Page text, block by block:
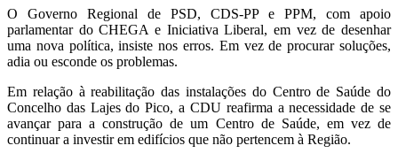
O Governo Regional de PSD, CDS-PP e PPM, com apoio
parlamentar do CHEGA e Iniciativa Liberal, em vez de desenhar
uma nova política, insiste nos erros. Em vez de procurar soluções,
adia ou esconde os problemas.
Em relação à reabilitação das instalações do Centro de Saúde do
Concelho das Lajes do Pico, a CDU reafirma a necessidade de se
avançar para a construção de um Centro de Saúde, em vez de
continuar a investir em edifícios que não pertencem à Região.